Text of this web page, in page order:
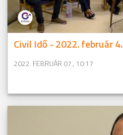
Civil Idő - 2022. február 4.
2022. FEBRUÁR 07., 10:17